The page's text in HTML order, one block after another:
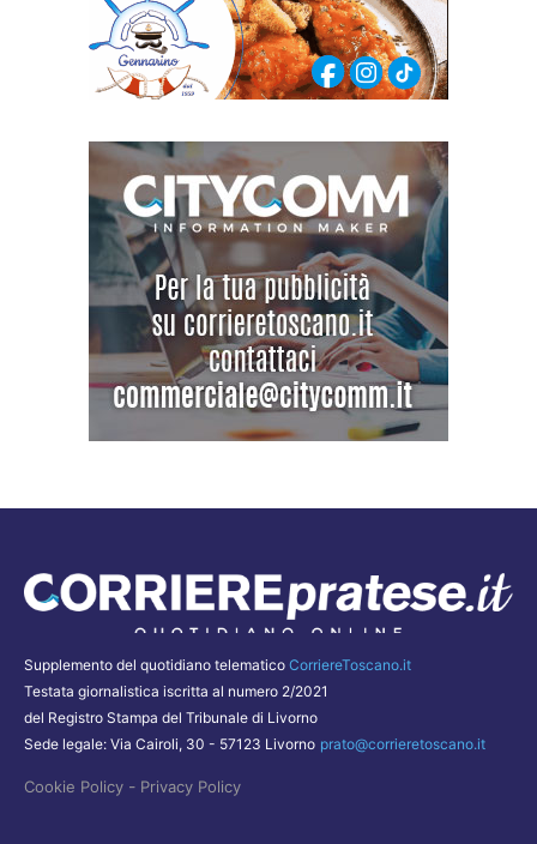
Supplemento del quotidiano telematico CorriereToscano.it
Testata giornalistica iscritta al numero 2/2021
del Registro Stampa del Tribunale di Livorno
Sede legale: Via Cairoli, 30 - 57123 Livorno prato@corrieretoscano.it
Cookie Policy - Privacy Policy